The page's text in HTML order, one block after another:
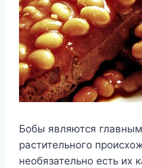
Бобы являются
растительного
необязательно есть